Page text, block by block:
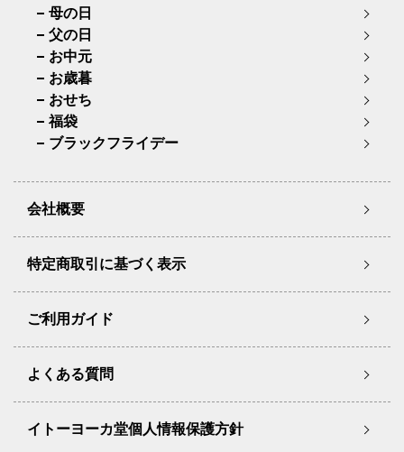
母の日
父の日
お中元
お歳暮
おせち
福袋
ブラックフライデー
会社概要
特定商取引に基づく表示
ご利用ガイド
よくある質問
イトーヨーカ堂個人情報保護方針